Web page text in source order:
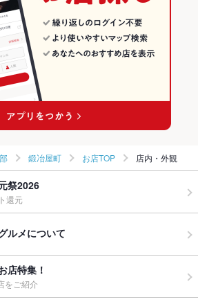
その他の関連店舗
ンランキング
鍛冶屋町 お店TOP 店内・外観
祭2026
還元
ルメについて
店特集！
をご紹介